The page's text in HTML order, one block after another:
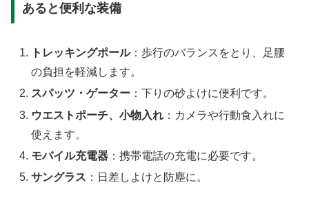
あると便利な装備
トレッキングポール：歩行のバランスをとり、足腰
の負担を軽減します。
スパッツ・ゲーター ：下りの砂よけに便利です。
ウエストポーチ、小物入れ ：カメラや行動食入れに
使えます。
モバイル充電器 ：携帯電話の充電に必要です。
サングラス ：日差しよけと防塵に。